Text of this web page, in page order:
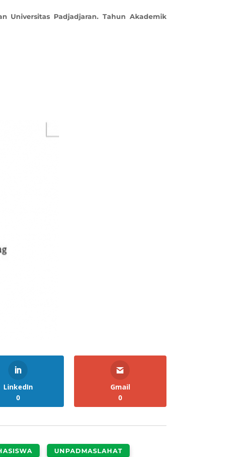
Universitas Padjadjaran. Tahun Akademik
LinkedIn
0
Gmail
0
UNPADMASLAHAT